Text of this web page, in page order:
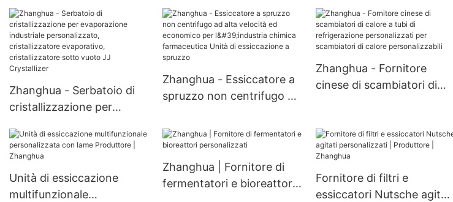
personalizzazione in
acciaio inossidabile,
essiccatore con camicia,
verticale
per attrezzature industriali
chimiche in acciaio
inossidabile sanitario
Zhanghua - Serbatoio di
cristallizzazione per
personalizzato,
cristallizzatore
evaporativo,
cristallizzatore sotto vuoto
Zhanghua - Essiccatore a
spruzzo non centrifugo ad
per l'industria chimica
farmaceutica Unità di
essiccazione a spruzzo
Zhanghua - Fornitore
cinese di scambiatori di
personalizzati per
scambiatori di calore
Unità di essiccazione
multifunzionale
Zhanghua | Fornitore di
fermentatori e bioreattori
Fornitore di filtri e
essiccatori Nutsche agitati